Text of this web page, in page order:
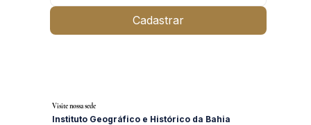
Cadastrar
Visite nossa sede
Instituto Geográfico e Histórico da Bahia